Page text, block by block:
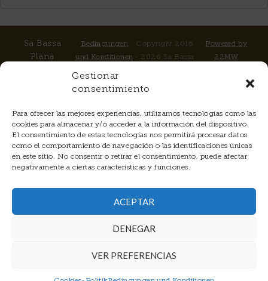
Gestionar
consentimiento
Para ofrecer las mejores experiencias, utilizamos tecnologías como las
cookies para almacenar y/o acceder a la información del dispositivo.
El consentimiento de estas tecnologías nos permitirá procesar datos
como el comportamiento de navegación o las identificaciones únicas
en este sitio. No consentir o retirar el consentimiento, puede afectar
negativamente a ciertas características y funciones.
ACEPTAR
DENEGAR
VER PREFERENCIAS
Sa Bassa
Plana
km 25 Hm 4
07620
Llucmajor
Spain
Mobil:+34
(Whatsapp)
Bedingungen
und Konditionen
Cookie-
Copyright 2016
- 2026 Sa Bassa
Powered by
22MW